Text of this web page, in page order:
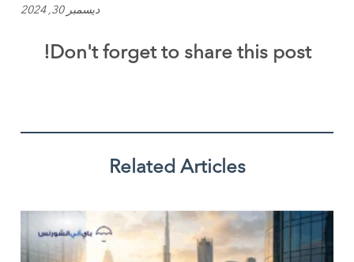
ديسمبر 30, 2024
Don't forget to share this post!
Related Articles